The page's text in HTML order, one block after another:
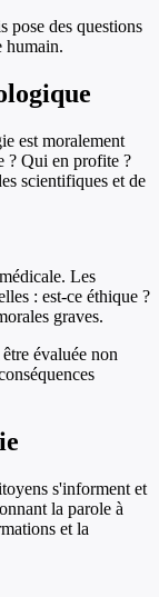
pose des questions
humain.
est moralement
? Qui en profite ?
scientifiques et de
Les
: est-ce éthique ?
graves.
évaluée non
s'informent et
la parole à
et la